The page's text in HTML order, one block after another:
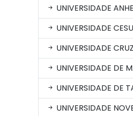
UNIVERSIDADE
UNIVERSIDADE
UNIVERSIDADE
UNIVERSIDADE DE
UNIVERSIDADE DE
UNIVERSIDADE